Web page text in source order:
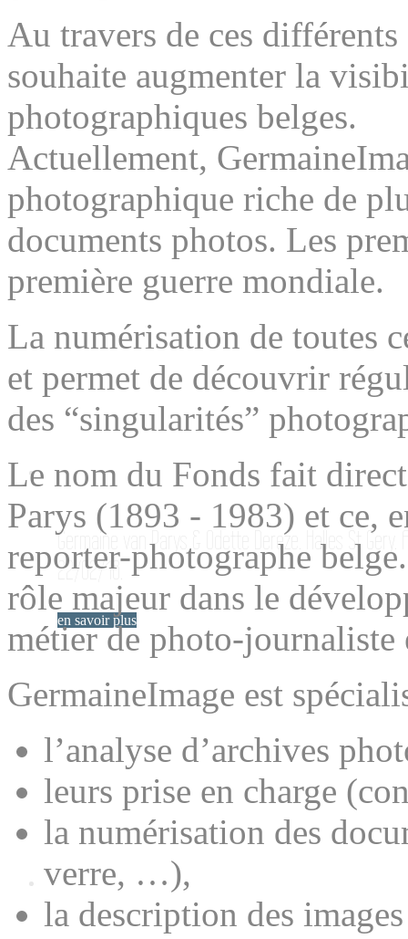
Exposition
Germaine van Parys & Odette Dereze. Halles St Gery.
22/02/18.
en savoir plus
Au travers de ces
souhaite augmenter la
photographiques belges.
Actuellement,
photographique riche de
documents photos. Les
première guerre mondiale.
La numérisation de toutes
et permet de découvrir
des “singularités”
Le nom du Fonds fait
Parys (1893 - 1983) et ce,
reporter-photographe
rôle majeur dans le
métier de photo-journaliste
GermaineImage est
l’analyse d’archives
leurs prise en charge
la numérisation des
verre, …),
la description des